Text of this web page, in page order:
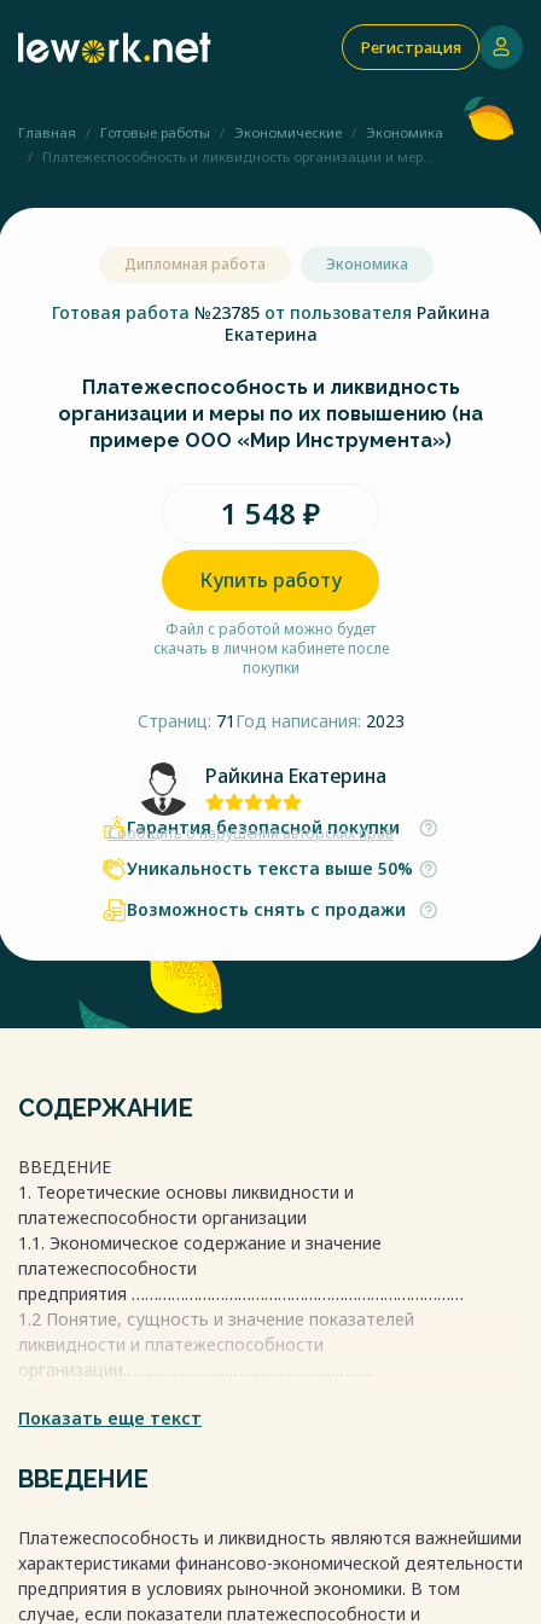
Регистрация
Главная Готовые работы Экономические
Экономика
Платежеспособность и ликвидность организации и мер...
Дипломная работа Экономика
Готовая работа №23785 от пользователя Райкина
Екатерина
Платежеспособность и ликвидность
организации и меры по их повышению (на
примере ООО «Мир Инструмента»)
1 548 ₽
Купить работу
Файл с работой можно будет
скачать в личном кабинете после
покупки
Страниц: 71 Год написания: 2023
Райкина Екатерина
Сообщить о нарушении авторских прав
Гарантия безопасной покупки
Уникальность текста выше 50%
Возможность снять с продажи
СОДЕРЖАНИЕ
ВВЕДЕНИЕ
1. Теоретические основы ликвидности и
платежеспособности организации
1.1. Экономическое содержание и значение
платежеспособности
предприятия …………………………………………………………………
1.2 Понятие, сущность и значение показателей
ликвидности и платежеспособности
организации………………………………………………...
платежеспособности
ООО «Мир Инструмента»
2.1. Общая характеристика организации ООО «Мир
2.2 Анализ ликвидности и платежеспособности ООО «Мир
Инструмента»
2.3 Оценка финансовой устойчивости и финансовых
Показать еще текст
ВВЕДЕНИЕ
Платежеспособность и ликвидность являются важнейшими
характеристиками финансово-экономической деятельности
предприятия в условиях рыночной экономики. В том
случае, если показатели платежеспособности и